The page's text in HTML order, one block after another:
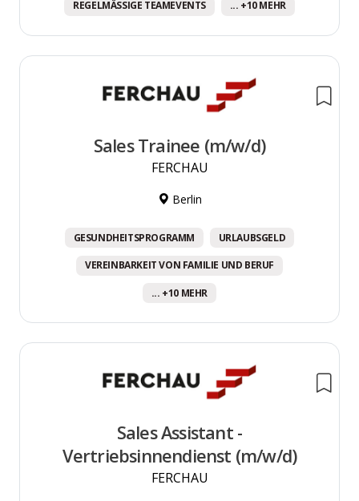
REGELMÄSSIGE TEAMEVENTS ... +10 MEHR
Sales Trainee (m/w/d)
FERCHAU
Berlin
GESUNDHEITSPROGRAMM URLAUBSGELD
VEREINBARKEIT VON FAMILIE UND BERUF
... +10 MEHR
Sales Assistant -
Vertriebsinnendienst (m/w/d)
FERCHAU